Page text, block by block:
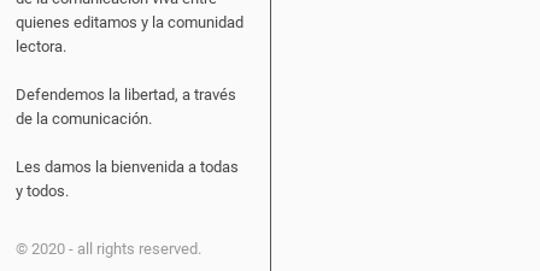
quienes editamos y la comunidad
lectora.
Defendemos la libertad, a través
de la comunicación.
Les damos la bienvenida a todas
y todos.
© 2020 - all rights reserved.